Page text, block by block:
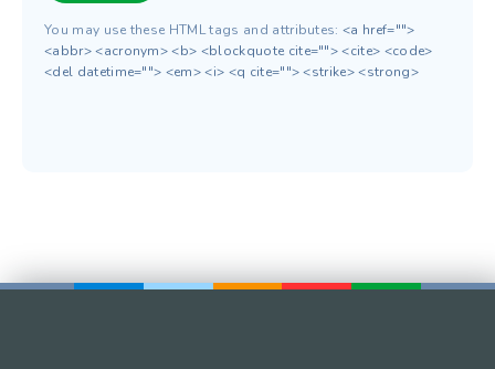
You may use these HTML tags and attributes:<a href="">
<abbr> <acronym> <b> <blockquote cite=""> <cite> <code>
<del datetime=""> <em> <i> <q cite=""> <strike> <strong>